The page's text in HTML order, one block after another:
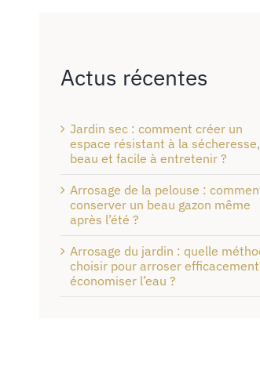
Actus récentes
Jardin sec : comment créer un
espace résistant à la sécheresse,
beau et facile à entretenir ?
Arrosage de la pelouse :
conserver un beau gazon même
après l’été ?
Arrosage du jardin : quelle
choisir pour arroser
économiser l’eau ?